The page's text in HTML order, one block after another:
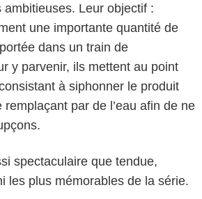
Leur objectif :
une importante quantité de
dans un train de
y parvenir, ils mettent au point
à siphonner le produit
par de l’eau afin de ne
spectaculaire que tendue,
les plus mémorables de la série.